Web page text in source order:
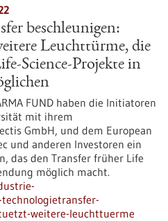
beschleunigen:
Leuchttürme, die
Science-Projekte in
FUND haben die Initiatoren
mit ihrem
GmbH, und dem European
und anderen Investoren ein
das den Transfer früher Life
möglich macht.
weitere-leuchttuerme